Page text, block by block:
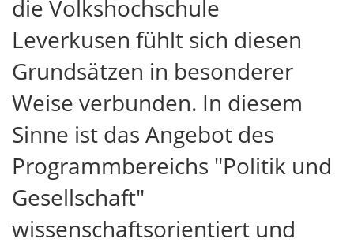
die Volkshochschule
Leverkusen fühlt sich diesen
Grundsätzen in besonderer
Weise verbunden. In diesem
Sinne ist das Angebot des
Programmbereichs "Politik und
Gesellschaft"
wissenschaftsorientiert und